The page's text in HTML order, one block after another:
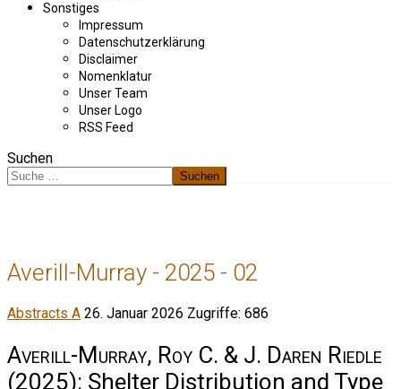
Sonstiges
Impressum
Datenschutzerklärung
Disclaimer
Nomenklatur
Unser Team
Unser Logo
RSS Feed
Suchen
Suchen
Averill-Murray - 2025 - 02
Abstracts A 26. Januar 2026 Zugriffe: 686
Averill-Murray, Roy C. & J. Daren Riedle
(2025): Shelter Distribution and Type